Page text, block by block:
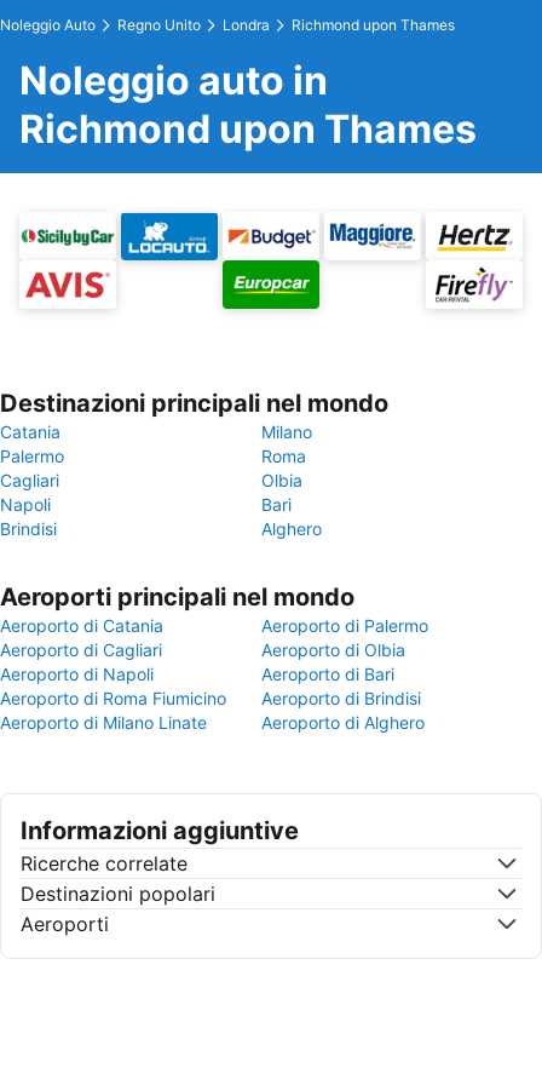
Noleggio Auto Regno Unito Londra Richmond upon Thames
Noleggio auto in
Richmond upon Thames
Destinazioni principali nel mondo
Catania
Milano
Palermo
Roma
Cagliari
Olbia
Napoli
Bari
Brindisi
Alghero
Aeroporti principali nel mondo
Aeroporto di Catania
Aeroporto di Palermo
Aeroporto di Cagliari
Aeroporto di Olbia
Aeroporto di Napoli
Aeroporto di Bari
Aeroporto di Roma Fiumicino
Aeroporto di Brindisi
Aeroporto di Milano Linate
Aeroporto di Alghero
Informazioni aggiuntive
Ricerche correlate
Destinazioni popolari
Aeroporti